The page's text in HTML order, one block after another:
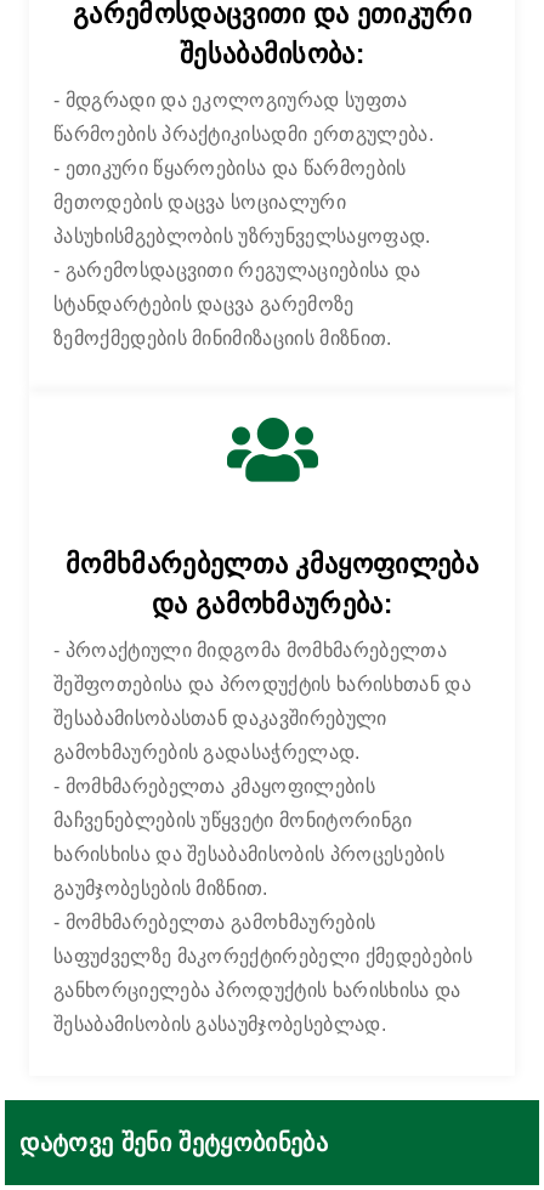
ᲛᲗᲐᲕᲐᲠᲘ ᲮᲐᲠᲘᲡᲮᲘ ᲓᲐ ᲨᲔᲡᲐᲑᲐᲛᲘᲡᲝᲑᲐ
გარემოსდაცვითი და ეთიკური
შესაბამისობა:
- მდგრადი და ეკოლოგიურად სუფთა
წარმოების პრაქტიკისადმი ერთგულება.
- ეთიკური წყაროებისა და წარმოების
მეთოდების დაცვა სოციალური
პასუხისმგებლობის უზრუნველსაყოფად.
- გარემოსდაცვითი რეგულაციებისა და
სტანდარტების დაცვა გარემოზე
ზემოქმედების მინიმიზაციის მიზნით.
მომხმარებელთა კმაყოფილება
და გამოხმაურება:
- პროაქტიული მიდგომა მომხმარებელთა
შეშფოთებისა და პროდუქტის ხარისხთან და
შესაბამისობასთან დაკავშირებული
გამოხმაურების გადასაჭრელად.
- მომხმარებელთა კმაყოფილების
მაჩვენებლების უწყვეტი მონიტორინგი
ხარისხისა და შესაბამისობის პროცესების
გაუმჯობესების მიზნით.
- მომხმარებელთა გამოხმაურების
საფუძველზე მაკორექტირებელი ქმედებების
განხორციელება პროდუქტის ხარისხისა და
შესაბამისობის გასაუმჯობესებლად.
დატოვე შენი შეტყობინება